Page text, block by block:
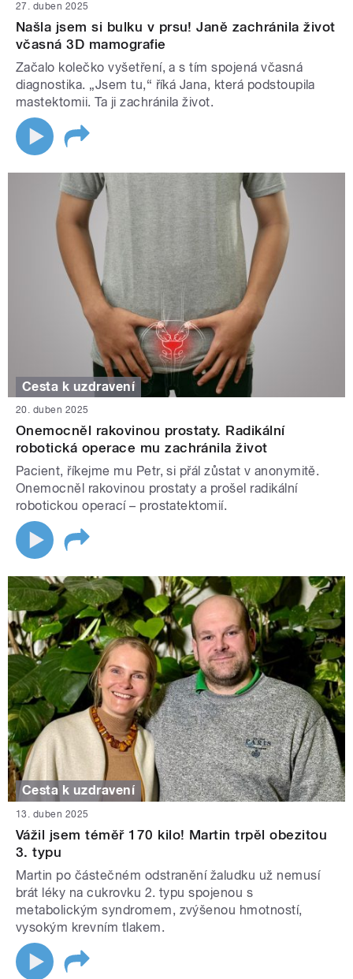
27. duben 2025
Našla jsem si bulku v prsu! Janě zachránila život
včasná 3D mamografie
Začalo kolečko vyšetření, a s tím spojená včasná
diagnostika. „Jsem tu,“ říká Jana, která podstoupila
mastektomii. Ta ji zachránila život.
Cesta k uzdravení
20. duben 2025
Onemocněl rakovinou prostaty. Radikální
robotická operace mu zachránila život
Pacient, říkejme mu Petr, si přál zůstat v anonymitě.
Onemocněl rakovinou prostaty a prošel radikální
robotickou operací – prostatektomií.
Cesta k uzdravení
13. duben 2025
Vážil jsem téměř 170 kilo! Martin trpěl obezitou
3. typu
Martin po částečném odstranění žaludku už nemusí
brát léky na cukrovku 2. typu spojenou s
metabolickým syndromem, zvýšenou hmotností,
vysokým krevním tlakem.